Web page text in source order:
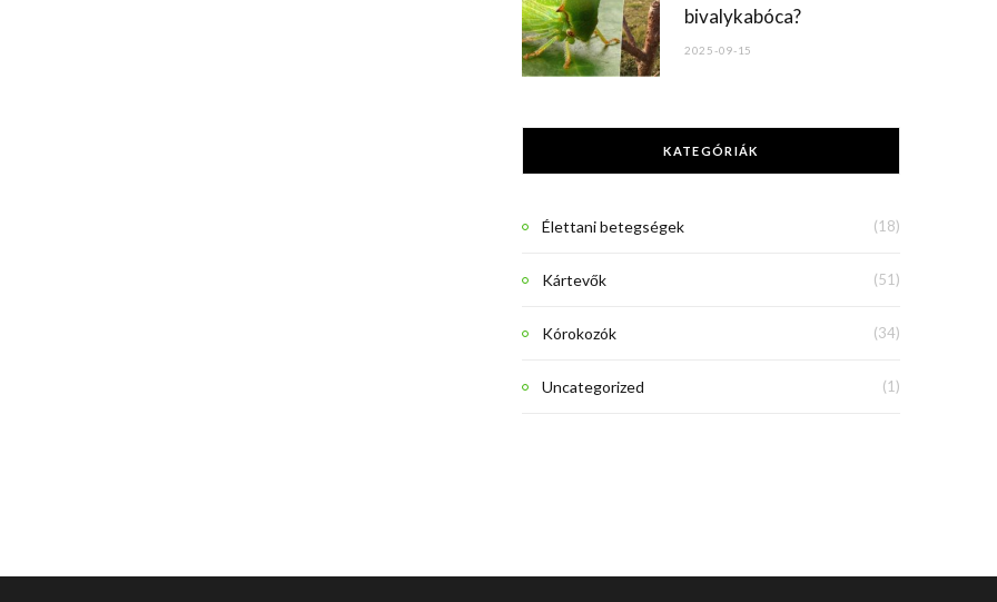
bivalykabóca?
2025-09-15
KATEGÓRIÁK
Élettani betegségek (18)
Kártevők (51)
Kórokozók (34)
Uncategorized (1)